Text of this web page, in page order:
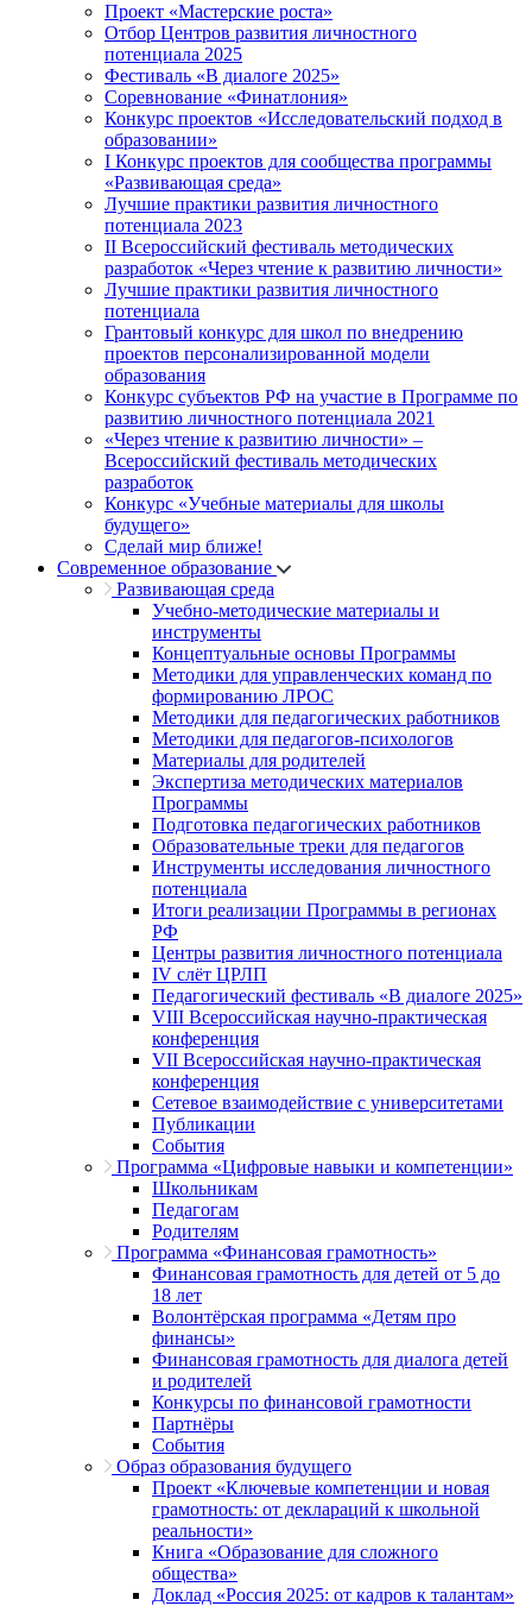
Проект «Мастерские роста»
Отбор Центров развития личностного
потенциала 2025
Фестиваль «В диалоге 2025»
Соревнование «Финатлония»
Конкурс проектов «Исследовательский подход в
образовании»
I Конкурс проектов для сообщества программы
«Развивающая среда»
Лучшие практики развития личностного
потенциала 2023
II Всероссийский фестиваль методических
разработок «Через чтение к развитию личности»
Лучшие практики развития личностного
потенциала
Грантовый конкурс для школ по внедрению
проектов персонализированной модели
образования
Конкурс субъектов РФ на участие в Программе по
развитию личностного потенциала 2021
«Через чтение к развитию личности» –
Всероссийский фестиваль методических
разработок
Конкурс «Учебные материалы для школы
будущего»
Сделай мир ближе!
Современное образование
Развивающая среда
Учебно-методические материалы и
инструменты
Концептуальные основы Программы
Методики для управленческих команд по
формированию ЛРОС
Методики для педагогических работников
Методики для педагогов-психологов
Материалы для родителей
Экспертиза методических материалов
Программы
Подготовка педагогических работников
Образовательные треки для педагогов
Инструменты исследования личностного
потенциала
Итоги реализации Программы в регионах
РФ
Центры развития личностного потенциала
IV слёт ЦРЛП
Педагогический фестиваль «В диалоге 2025»
VIII Всероссийская научно-практическая
конференция
VII Всероссийская научно-практическая
конференция
Сетевое взаимодействие с университетами
Публикации
События
Программа «Цифровые навыки и компетенции»
Школьникам
Педагогам
Родителям
Программа «Финансовая грамотность»
Финансовая грамотность для детей от 5 до
18 лет
Волонтёрская программа «Детям про
финансы»
Финансовая грамотность для диалога детей
и родителей
Конкурсы по финансовой грамотности
Партнёры
События
Образ образования будущего
Проект «Ключевые компетенции и новая
грамотность: от деклараций к школьной
реальности»
Книга «Образование для сложного
общества»
Доклад «Россия 2025: от кадров к талантам»